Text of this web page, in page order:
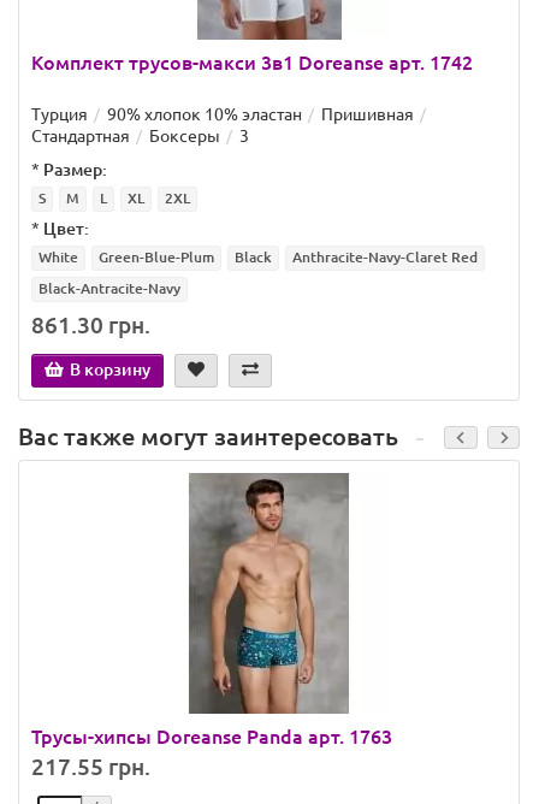
Комплект трусов-макси 3в1 Doreanse арт. 1742
Турция 90% хлопок 10% эластан
Пришивная
Стандартная
Боксеры
3
* Размер:
S M L XL 2XL
* Цвет:
White Green-Blue-Plum Black
Anthracite-Navy-Claret Red
Black-Antracite-Navy
861.30 грн.
В корзину
Вас также могут заинтересовать
Трусы-хипсы Doreanse Panda арт. 1763
217.55 грн.